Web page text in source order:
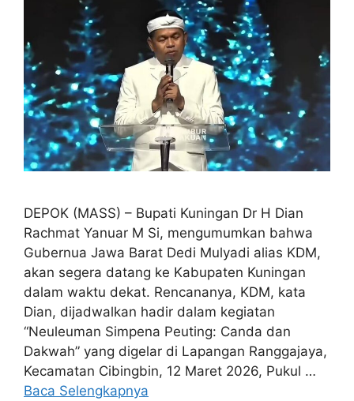
DEPOK (MASS) – Bupati Kuningan Dr H Dian
Rachmat Yanuar M Si, mengumumkan bahwa
Gubernua Jawa Barat Dedi Mulyadi alias KDM,
akan segera datang ke Kabupaten Kuningan
dalam waktu dekat. Rencananya, KDM, kata
Dian, dijadwalkan hadir dalam kegiatan
“Neuleuman Simpena Peuting: Canda dan
Dakwah” yang digelar di Lapangan Ranggajaya,
Kecamatan Cibingbin, 12 Maret 2026, Pukul …
Baca Selengkapnya